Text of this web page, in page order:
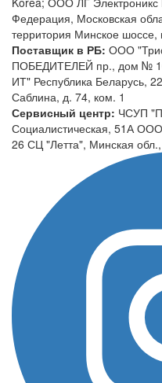
Федерация, Московская
территория Минское
Поставщик в РБ: ООО
ПОБЕДИТЕЛЕЙ пр., дом №
ИТ" Республика Беларусь,
Саблина, д. 74, ком. 1
Сервисный центр: ЧСУП
Социалистическая, 51А
26 СЦ "Летта", Минская